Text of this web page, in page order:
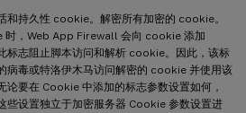
和持久性 cookie。解密所有加密的 cookie。
时，Web App Firewall 会向 cookie 添加
标志阻止脚本访问和解析 cookie。因此，该标
病毒或特洛伊木马访问解密的 cookie 并使用该
论要在 Cookie 中添加的标志参数设置如何，
些设置独立于加密服务器 Cookie 参数设置进